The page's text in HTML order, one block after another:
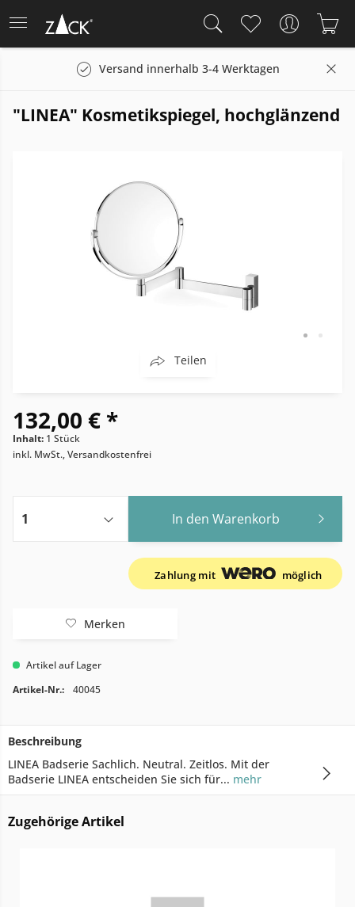
Versand innerhalb 3-4 Werktagen
"LINEA" Kosmetikspiegel, hochglänzend
Teilen
132,00 € *
Inhalt: 1 Stück
inkl. MwSt., Versandkostenfrei
In den Warenkorb
Zahlung mit möglich
Merken
Artikel auf Lager
Artikel-Nr.:
40045
Beschreibung
LINEA Badserie Sachlich. Neutral. Zeitlos. Mit der
Badserie LINEA entscheiden Sie sich für... mehr
Zugehörige Artikel